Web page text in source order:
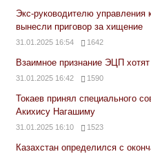
Экс-руководителю
вынесли приговор за хищение
31.01.2025 16:54 1642
Взаимное признание ЭЦП
31.01.2025 16:42 1590
Токаев принял специального
Акихису Нагашиму
31.01.2025 16:10 1523
Казахстан определился с